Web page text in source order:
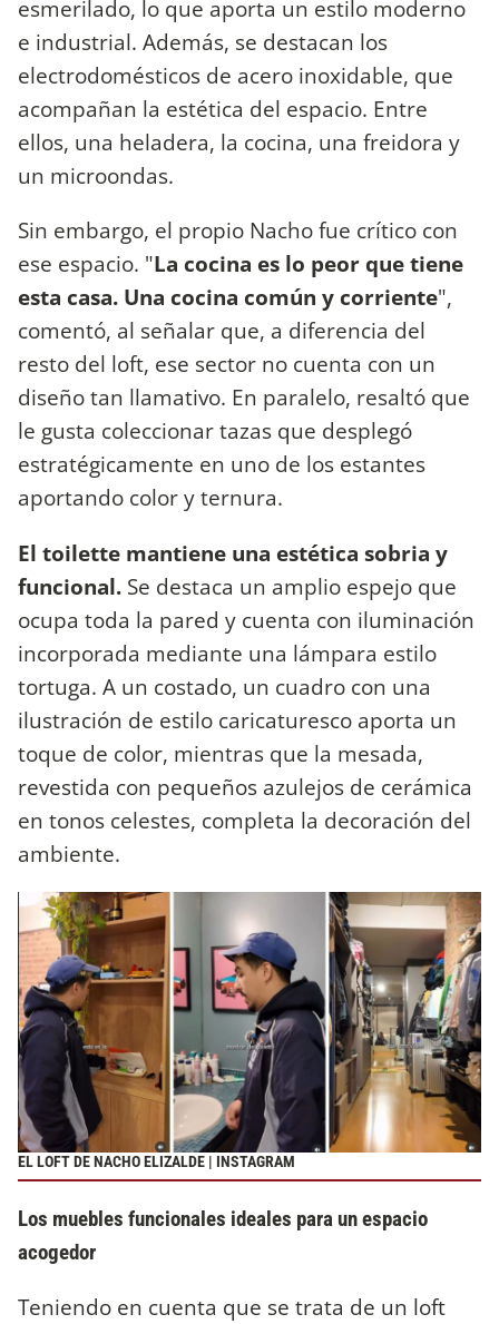
esmerilado, lo que aporta un estilo moderno
e industrial. Además, se destacan los
electrodomésticos de acero inoxidable, que
acompañan la estética del espacio. Entre
ellos, una heladera, la cocina, una freidora y
un microondas.
Sin embargo, el propio Nacho fue crítico con
ese espacio. "La cocina es lo peor que tiene
esta casa. Una cocina común y corriente",
comentó, al señalar que, a diferencia del
resto del loft, ese sector no cuenta con un
diseño tan llamativo. En paralelo, resaltó que
le gusta coleccionar tazas que desplegó
estratégicamente en uno de los estantes
aportando color y ternura.
El toilette mantiene una estética sobria y
funcional. Se destaca un amplio espejo que
ocupa toda la pared y cuenta con iluminación
incorporada mediante una lámpara estilo
tortuga. A un costado, un cuadro con una
ilustración de estilo caricaturesco aporta un
toque de color, mientras que la mesada,
revestida con pequeños azulejos de cerámica
en tonos celestes, completa la decoración del
ambiente.
EL LOFT DE NACHO ELIZALDE | INSTAGRAM
Los muebles funcionales ideales para un espacio
acogedor
Teniendo en cuenta que se trata de un loft